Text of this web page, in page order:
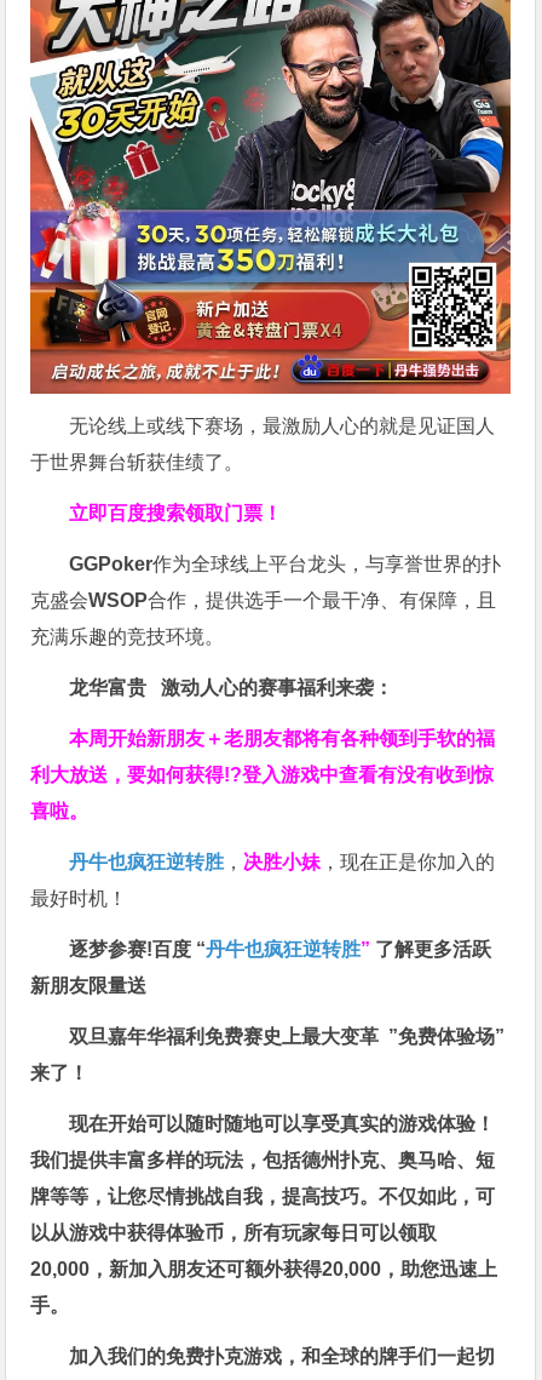
无论线上或线下赛场，最激励人心的就是见证国人
于世界舞台斩获佳绩了。
立即百度搜索领取门票！
GGPoker作为全球线上平台龙头，与享誉世界的扑
克盛会WSOP合作，提供选手一个最干净、有保障，且
充满乐趣的竞技环境。
龙华富贵 激动人心的赛事福利来袭：
本周开始新朋友＋老朋友都将有各种领到手软的福
利大放送，要如何获得!?登入游戏中查看有没有收到惊
喜啦。
丹牛也疯狂逆转胜 ， 决胜小妹 ，现在正是你加入的
最好时机！
逐梦参赛!百度 “丹牛也疯狂逆转胜” 了解更多活跃
新朋友限量送
双旦嘉年华福利免费赛史上最大变革 ”免费体验场”
来了！
现在开始可以随时随地可以享受真实的游戏体验！
我们提供丰富多样的玩法，包括德州扑克、奥马哈、短
牌等等，让您尽情挑战自我，提高技巧。不仅如此，可
以从游戏中获得体验币，所有玩家每日可以领取
20,000，新加入朋友还可额外获得20,000，助您迅速上
手。
加入我们的免费扑克游戏，和全球的牌手们一起切